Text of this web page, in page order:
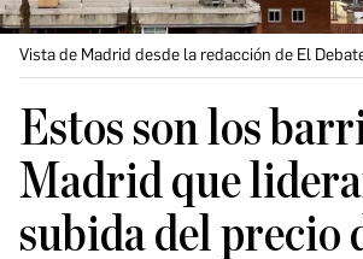
Vista de Madrid desde la redacción de El
Estos son los
Madrid que
subida del precio